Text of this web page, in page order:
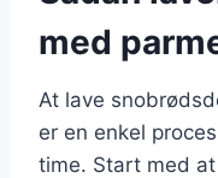
med
At lave
er en enkel
time. Start med